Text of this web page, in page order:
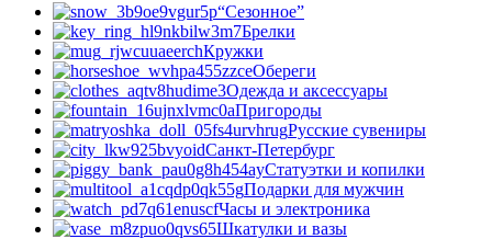
“Сезонное”
Брелки
Кружки
Обереги
Одежда и аксессуары
Пригороды
Русские сувениры
Санкт-Петербург
Статуэтки и копилки
Подарки для мужчин
Часы и электроника
Шкатулки и вазы